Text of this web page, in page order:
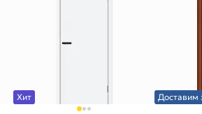
Хит Доставим